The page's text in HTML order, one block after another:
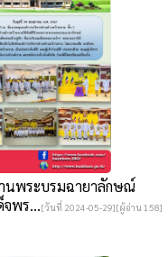
นพระบรมฉายาลักษณ์
พร...[วันที่ 2024-05-29][ผู้อ่าน 158]